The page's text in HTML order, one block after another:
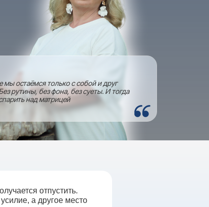
мы остаёмся только с собой и друг
рутины, без фона, без суеты. И тогда
над матрицей
отпустить.
а другое место